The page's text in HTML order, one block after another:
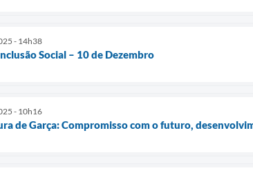
- 14h38
Social – 10 de Dezembro
- 10h16
de Garça: Compromisso com o futuro,